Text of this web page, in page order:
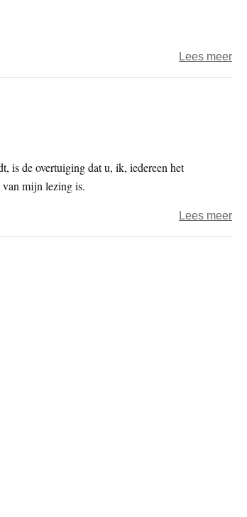
Lees meerover
is de overtuiging dat u, ik, iedereen het
van mijn lezing is.
Lees meerover